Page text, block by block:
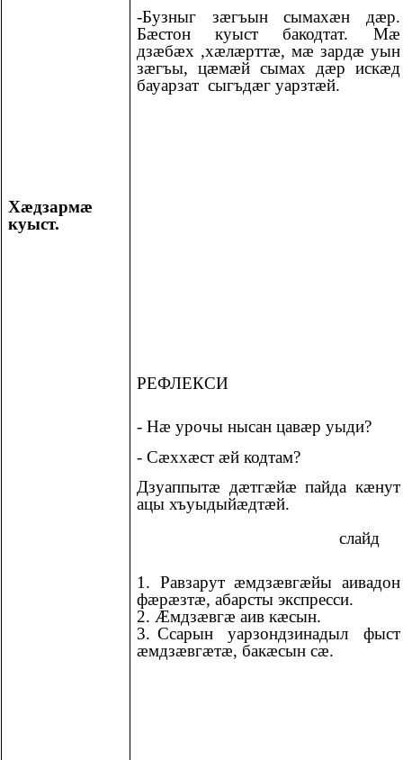
Хæдзармæ
куыст.
-Бузныг зӕгъын сымахӕн дӕр.
Бӕстон куыст бакодтат. Мӕ
дзӕбӕх ,хӕлӕрттӕ, мӕ зардӕ уын
зӕгъы, цӕмӕй сымах дӕр искӕд
бауарзат сыгъдӕг уарзтӕй.
РЕФЛЕКСИ
- Нæ урочы нысан цавæр уыди?
- Сæххæст æй кодтам?
Дзуаппытæ дæтгæйæ пайда кæнут
ацы хъуыдыйæдтæй.
слайд
1. Равзарут ӕмдзӕвгӕйы аивадон
фӕрӕзтӕ, абарсты экспресси.
2. Ӕмдзӕвгӕ аив кӕсын.
3. Ссарын уарзондзинадыл фыст
ӕмдзӕвгӕтӕ, бакæсын сæ.